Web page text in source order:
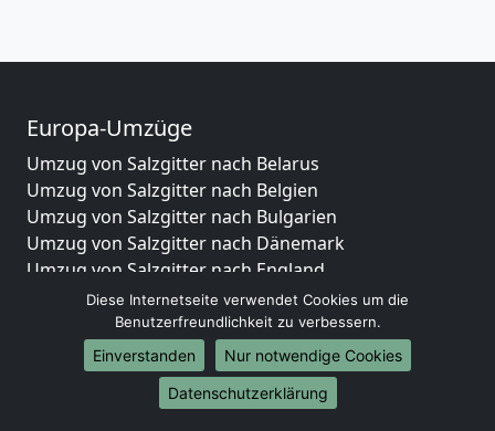
Europa-Umzüge
Umzug von Salzgitter nach Belarus
Umzug von Salzgitter nach Belgien
Umzug von Salzgitter nach Bulgarien
Umzug von Salzgitter nach Dänemark
Umzug von Salzgitter nach England
Umzug von Salzgitter nach Portugal
Umzug von Salzgitter nach Bosnien
und Herzegowina
Umzug von Salzgitter nach Irland
Umzug von Salzgitter nach Lettland
Diese Internetseite verwendet Cookies um die
Benutzerfreundlichkeit zu verbessern.
Einverstanden
Nur notwendige Cookies
Datenschutzerklärung